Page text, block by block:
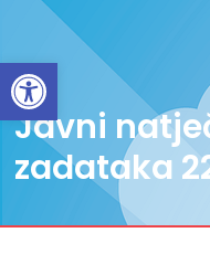
Open toolbar
Javni
zadataka